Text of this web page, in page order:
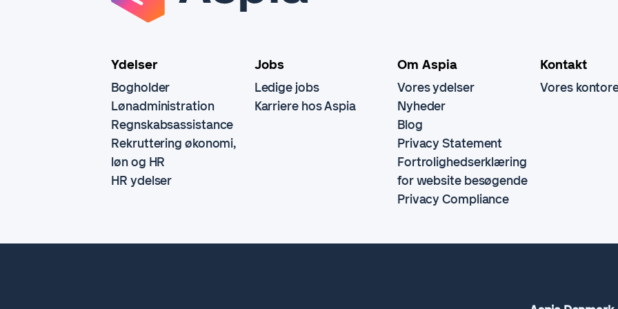
Ydelser
Bogholder
Lønadministration
Regnskabsassistance
Rekruttering økonomi,
løn og HR
HR ydelser
Jobs
Ledige jobs
Karriere hos Aspia
Om Aspia
Vores ydelser
Nyheder
Blog
Privacy Statement
Fortrolighedserklæring
for website besøgende
Privacy Compliance
Kontakt
Vores